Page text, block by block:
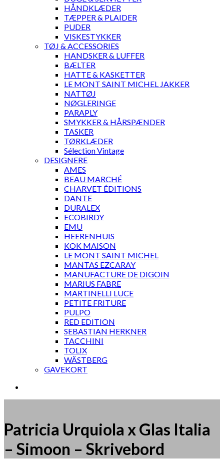
HÅNDKLÆDER
TÆPPER & PLAIDER
PUDER
VISKESTYKKER
TØJ & ACCESSORIES
HANDSKER & LUFFER
BÆLTER
HATTE & KASKETTER
LE MONT SAINT MICHEL JAKKER
NATTØJ
NØGLERINGE
PARAPLY
SMYKKER & HÅRSPÆNDER
TASKER
TØRKLÆDER
Sélection Vintage
DESIGNERE
AMES
BEAU MARCHÉ
CHARVET ÉDITIONS
DANTE
DURALEX
ECOBIRDY
EMU
HEERENHUIS
KOK MAISON
LE MONT SAINT MICHEL
MANTAS EZCARAY
MANUFACTURE DE DIGOIN
MARIUS FABRE
MARTINELLI LUCE
PETITE FRITURE
PULPO
RED EDITION
SEBASTIAN HERKNER
TACCHINI
TOLIX
WÄSTBERG
GAVEKORT
Patricia Urquiola x Glas Italia
– Simoon – Skrivebord